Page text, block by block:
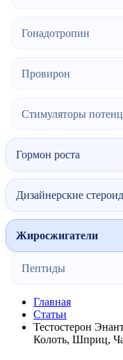
Гонадотропин
Провирон
Стимуляторы
Гормон роста
Дизайнерские
Жиросжигатели
Пептиды
Главная
Статьи
Тестостерон
Колоть, Шприц,